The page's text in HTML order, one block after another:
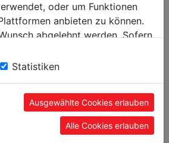
EUR 159,00
oder um Funktionen
anbieten zu können.
abgelehnt werden. Sofern
Cookies.
Statistiken
Ausgewählte Cookies erlauben
Alle Cookies erlauben